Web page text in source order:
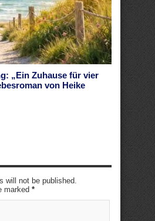
„Ein Zuhause für vier
von Heike
will not be published.
marked *